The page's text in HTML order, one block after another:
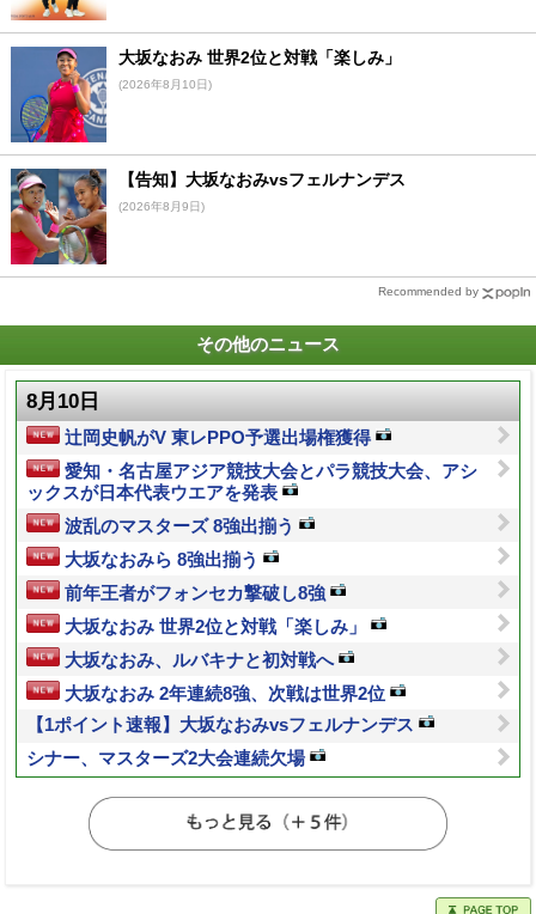
大坂なおみ 世界2位と対戦「楽しみ」
(2026年8月10日)
【告知】大坂なおみvsフェルナンデス
(2026年8月9日)
Recommended by
その他のニュース
8月10日
辻岡史帆がV 東レPPO予選出場権獲得
愛知・名古屋アジア競技大会とパラ競技大会、アシ
ックスが日本代表ウエアを発表
波乱のマスターズ 8強出揃う
大坂なおみら 8強出揃う
前年王者がフォンセカ撃破し8強
大坂なおみ 世界2位と対戦「楽しみ」
大坂なおみ、ルバキナと初対戦へ
大坂なおみ 2年連続8強、次戦は世界2位
【1ポイント速報】大坂なおみvsフェルナンデス
シナー、マスターズ2大会連続欠場